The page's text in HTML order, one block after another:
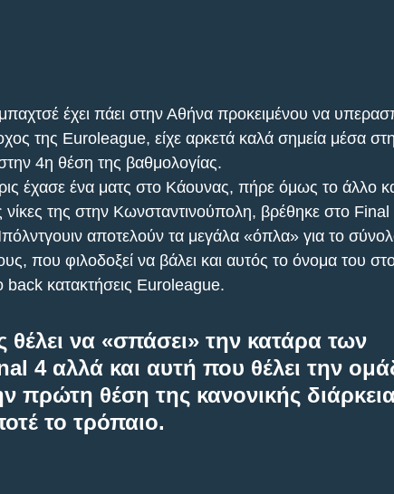
έχει πάει στην Αθήνα προκειμένου να
της Euroleague, είχε αρκετά καλά σημεία μέσα
στην 4η θέση της βαθμολογίας.
έχασε ένα ματς στο Κάουνας, πήρε όμως το άλλο
νίκες της στην Κωνσταντινούπολη, βρέθηκε στο
αποτελούν τα μεγάλα «όπλα» για το
που φιλοδοξεί να βάλει και αυτός το όνομα του
κατακτήσεις Euroleague.
να «σπάσει» την κατάρα των
4 αλλά και αυτή που θέλει την
πρώτη θέση της κανονικής
το τρόπαιο.